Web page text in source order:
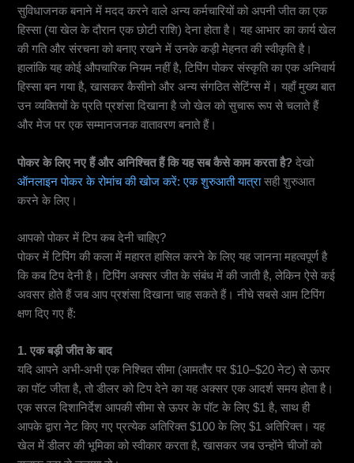
सुविधाजनक बनाने में मदद करने वाले अन्य कर्मचारियों को अपनी जीत का एक
हिस्सा (या खेल के दौरान एक छोटी राशि) देना होता है। यह आभार का कार्य खेल
की गति और संरचना को बनाए रखने में उनके कड़ी मेहनत की स्वीकृति है।
हालांकि यह कोई औपचारिक नियम नहीं है, टिपिंग पोकर संस्कृति का एक अनिवार्य
हिस्सा बन गया है, खासकर कैसीनो और अन्य संगठित सेटिंग्स में। यहाँ मुख्य बात
उन व्यक्तियों के प्रति प्रशंसा दिखाना है जो खेल को सुचारू रूप से चलाते हैं
और मेज पर एक सम्मानजनक वातावरण बनाते हैं।
पोकर के लिए नए हैं और अनिश्चित हैं कि यह सब कैसे काम करता है?देखो
ऑनलाइन पोकर के रोमांच की खोज करें: एक शुरुआती यात्रासही शुरुआत
करने के लिए।
आपको पोकर में टिप कब देनी चाहिए?
पोकर में टिपिंग की कला में महारत हासिल करने के लिए यह जानना महत्वपूर्ण है
कि कब टिप देनी है। टिपिंग अक्सर जीत के संबंध में की जाती है, लेकिन ऐसे कई
अवसर होते हैं जब आप प्रशंसा दिखाना चाह सकते हैं। नीचे सबसे आम टिपिंग
क्षण दिए गए हैं:
1. एक बड़ी जीत के बाद
यदि आपने अभी-अभी एक निश्चित सीमा (आमतौर पर $10–$20 नेट) से ऊपर
का पॉट जीता है, तो डीलर को टिप देने का यह अक्सर एक आदर्श समय होता है।
एक सरल दिशानिर्देश आपकी सीमा से ऊपर के पॉट के लिए $1 है, साथ ही
आपके द्वारा नेट किए गए प्रत्येक अतिरिक्त $100 के लिए $1 अतिरिक्त। यह
खेल में डीलर की भूमिका को स्वीकार करता है, खासकर जब उन्होंने चीजों को